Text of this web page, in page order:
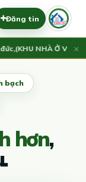
Đăng tin
NHÀ Ở VẠN ×
bạch
hơn,